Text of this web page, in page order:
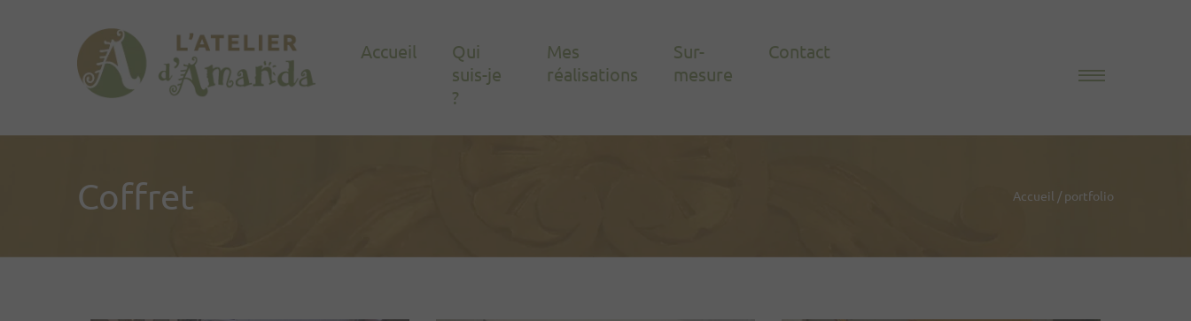
Accueil
Qui
suis-je
?
Mes
réalisations
Sur-
mesure
Contact
Coffret Accueil / portfolio